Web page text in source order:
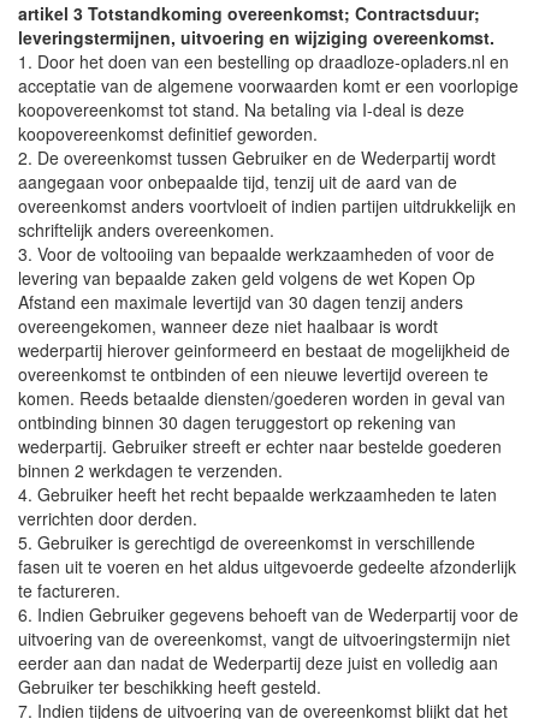
artikel 3 Totstandkoming overeenkomst; Contractsduur;
leveringstermijnen, uitvoering en wijziging overeenkomst.
1. Door het doen van een bestelling op draadloze-opladers.nl en
acceptatie van de algemene voorwaarden komt er een voorlopige
koopovereenkomst tot stand. Na betaling via I-deal is deze
koopovereenkomst definitief geworden.
2. De overeenkomst tussen Gebruiker en de Wederpartij wordt
aangegaan voor onbepaalde tijd, tenzij uit de aard van de
overeenkomst anders voortvloeit of indien partijen uitdrukkelijk en
schriftelijk anders overeenkomen.
3. Voor de voltooiing van bepaalde werkzaamheden of voor de
levering van bepaalde zaken geld volgens de wet Kopen Op
Afstand een maximale levertijd van 30 dagen tenzij anders
overeengekomen, wanneer deze niet haalbaar is wordt
wederpartij hierover geinformeerd en bestaat de mogelijkheid de
overeenkomst te ontbinden of een nieuwe levertijd overeen te
komen. Reeds betaalde diensten/goederen worden in geval van
ontbinding binnen 30 dagen teruggestort op rekening van
wederpartij. Gebruiker streeft er echter naar bestelde goederen
binnen 2 werkdagen te verzenden.
4. Gebruiker heeft het recht bepaalde werkzaamheden te laten
verrichten door derden.
5. Gebruiker is gerechtigd de overeenkomst in verschillende
fasen uit te voeren en het aldus uitgevoerde gedeelte afzonderlijk
te factureren.
6. Indien Gebruiker gegevens behoeft van de Wederpartij voor de
uitvoering van de overeenkomst, vangt de uitvoeringstermijn niet
eerder aan dan nadat de Wederpartij deze juist en volledig aan
Gebruiker ter beschikking heeft gesteld.
7. Indien tijdens de uitvoering van de overeenkomst blijkt dat het